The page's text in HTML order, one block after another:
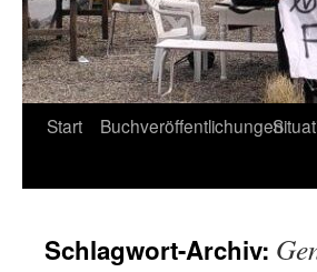
Start Buchveröffentlichungen
Schlagwort-Archiv: